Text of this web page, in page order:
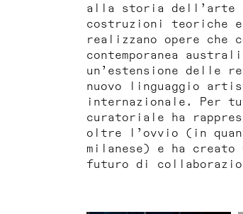
alla storia dell’arte
costruzioni teoriche
realizzano opere che
contemporanea
un’estensione delle
nuovo linguaggio
internazionale. Per
curatoriale ha
oltre l’ovvio (in
milanese) e ha
futuro di